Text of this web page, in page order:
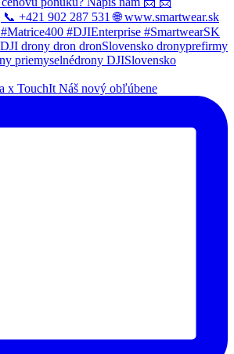
x TouchIt Náš nový obľúbene